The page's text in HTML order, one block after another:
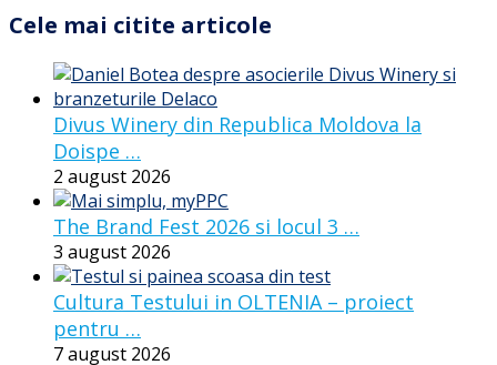
Cele mai citite articole
Divus Winery din Republica Moldova la
Doispe …
2 august 2026
The Brand Fest 2026 si locul 3 …
3 august 2026
Cultura Testului in OLTENIA – proiect
pentru …
7 august 2026